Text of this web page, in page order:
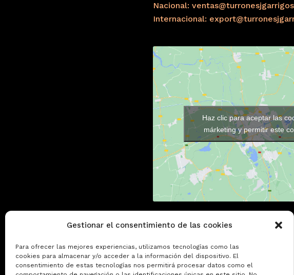
Gestionar el consentimiento de las cookies
Para ofrecer las mejores experiencias, utilizamos tecnologías como las
cookies para almacenar y/o acceder a la información del dispositivo. El
consentimiento de estas tecnologías nos permitirá procesar datos como el
Nacional:
Internacional:
Haz clic para aceptar las
márketing y permitir este